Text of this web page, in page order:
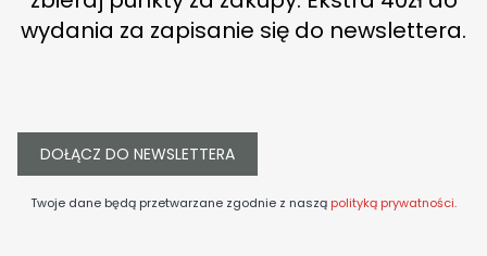
wydania za zapisanie się do newslettera.
DOŁĄCZ DO NEWSLETTERA
Twoje dane będą przetwarzane zgodnie z naszą polityką prywatności.